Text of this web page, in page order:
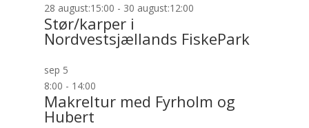
28 august:15:00 - 30 august:12:00
Stør/karper i
Nordvestsjællands FiskePark
sep 5
8:00 - 14:00
Makreltur med Fyrholm og
Hubert